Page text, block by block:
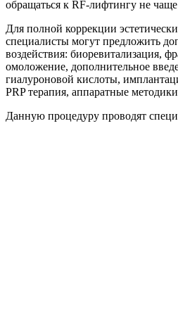
обращаться к RF-лифтингу не чаще
Для полной коррекции
специалисты могут предложить
воздействия: биоревитализация,
омоложение, дополнительное
гиалуроновой кислоты,
PRP терапия, аппаратные
Данную процедуру проводят